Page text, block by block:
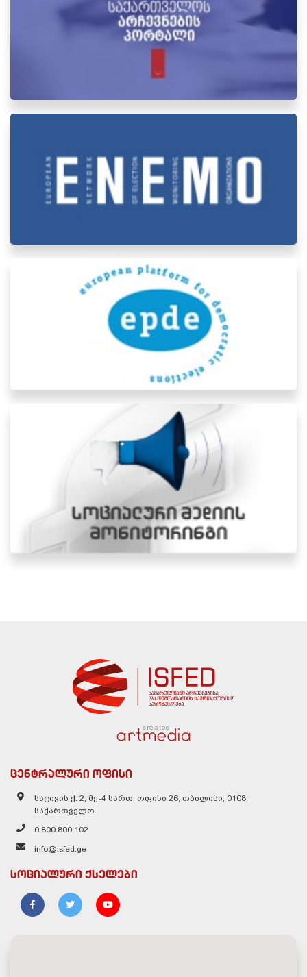
created
ცენტრალური ოფისი
სატივის ქ. 2, მე-4 სართ, ოფისი 26, თბილისი, 0108,
საქართველო
0 800 800 102
info@isfed.ge
სოციალური ქსელები